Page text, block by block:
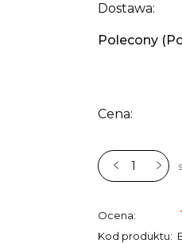
Dostawa:
Polecony
Cena:
Ocena:
Kod produktu: